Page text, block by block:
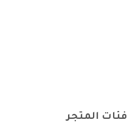
فئات المتجر